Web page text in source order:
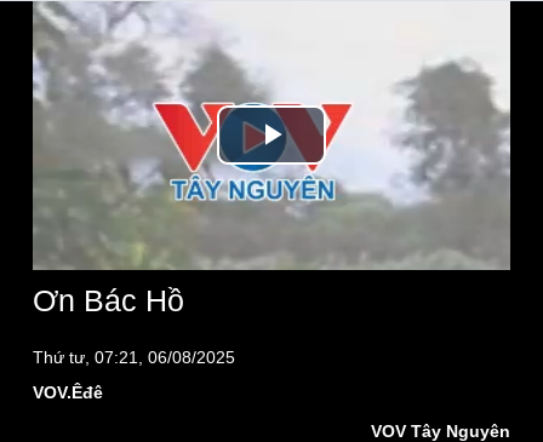
Play
Video
Ơn Bác Hồ
Thứ tư, 07:21, 06/08/2025
VOV.Êđê
VOV Tây Nguyên